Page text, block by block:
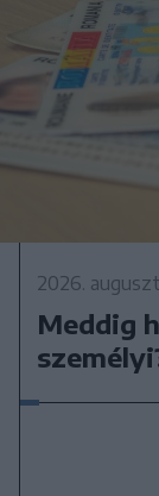
2026.
Meddig